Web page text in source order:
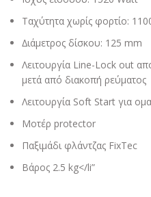
Ταχύτητα χωρίς φορτίο:
∆ιάµετρος δίσκου: 125 mm
Λειτουργία Line-Lock out
μετά από διακοπή ρεύματος
Λειτουργία Soft Start για
Μοτέρ protector
Παξιµάδι φλάντζας FixTec
Βάρος 2.5 kg</li”